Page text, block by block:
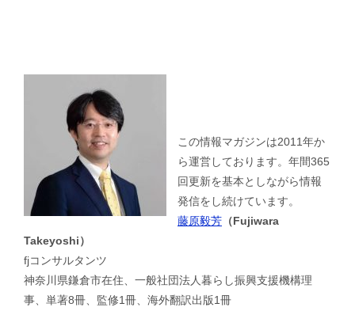
この情報マガジンは2011年か
ら運営しております。年間365
回更新を基本としながら情報
発信をし続けています。
藤原毅芳 （Fujiwara
Takeyoshi）
fjコンサルタンツ
神奈川県鎌倉市在住、一般社団法人暮らし振興支援機構理
事、単著8冊、監修1冊、海外翻訳出版1冊